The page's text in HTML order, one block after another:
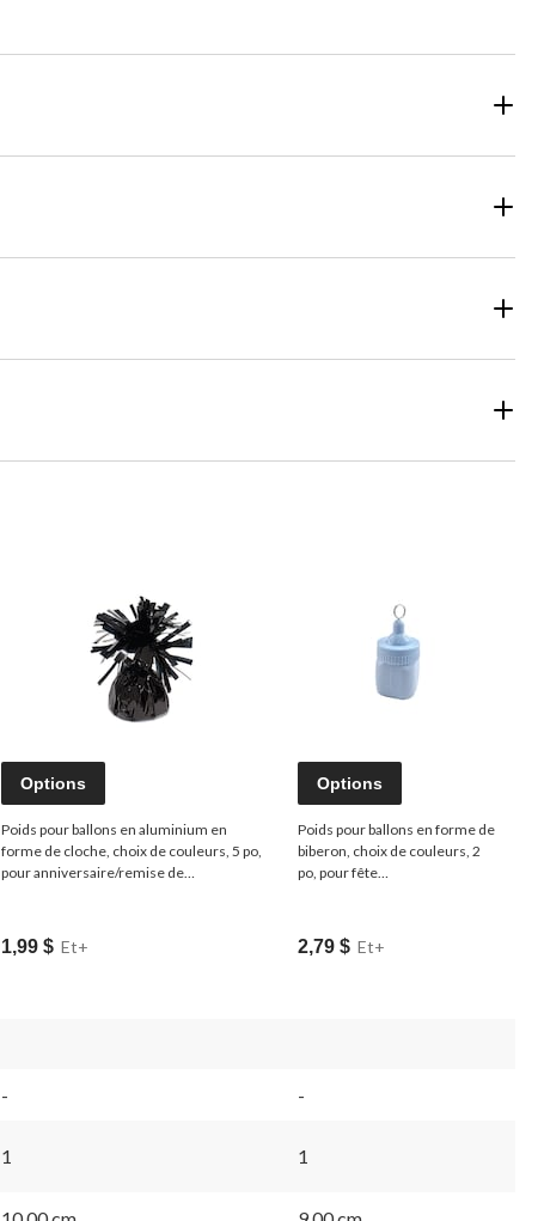
Options
Poids pour ballons en aluminium en
forme de cloche, choix de couleurs, 5 po,
pour anniversaire/remise de
1,99 $ Et+
Options
Poids pour ballons en forme de
biberon, choix de couleurs, 2
po, pour fête
2,79 $ Et+
- -
1 1